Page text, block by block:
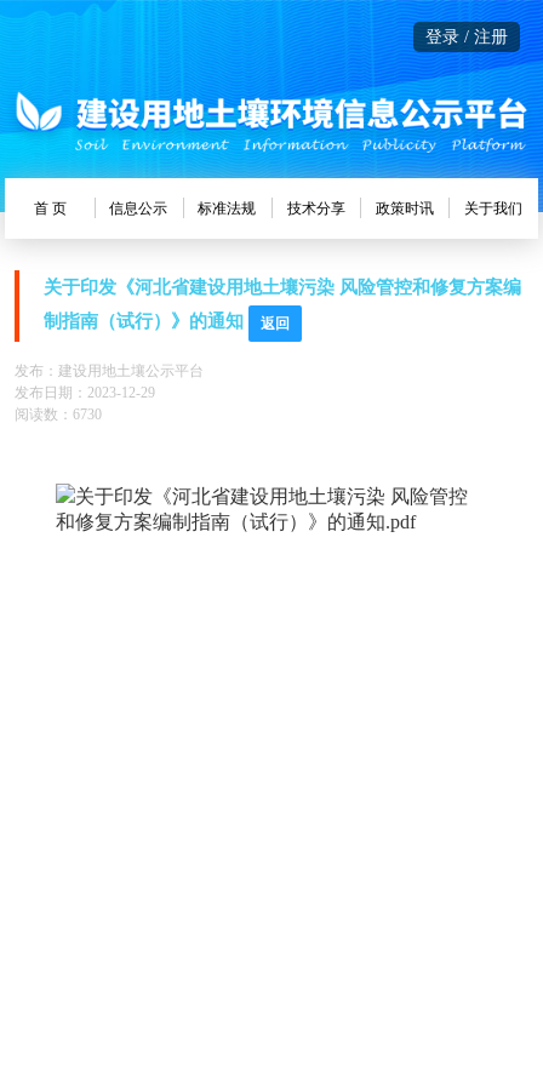
登录 / 注册
首 页 信息公示 标准法规 技术分享 政策时讯 关于我们
关于印发《河北省建设用地土壤污染 风险管控和修复方案编
制指南（试行）》的通知
返回
发布：建设用地土壤公示平台
发布日期：2023-12-29
阅读数：6730